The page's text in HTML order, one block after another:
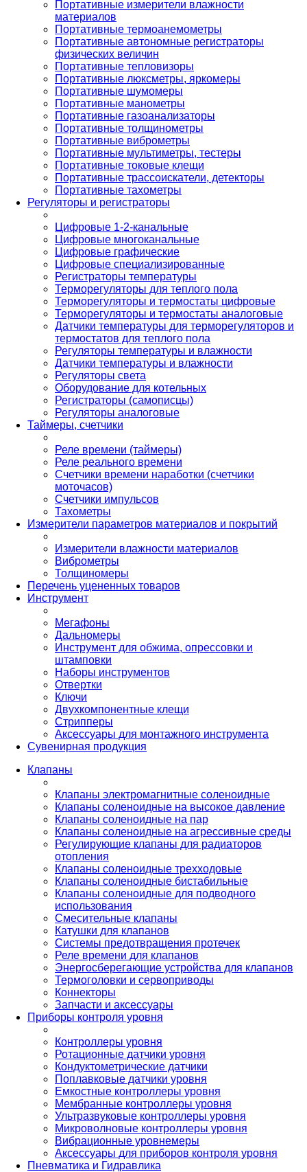
Портативные измерители влажности
материалов
Портативные термоанемометры
Портативные автономные регистраторы
физических величин
Портативные тепловизоры
Портативные люксметры, яркомеры
Портативные шумомеры
Портативные манометры
Портативные газоанализаторы
Портативные толщинометры
Портативные виброметры
Портативные мультиметры, тестеры
Портативные токовые клещи
Портативные трассоискатели, детекторы
Портативные тахометры
Регуляторы и регистраторы
Цифровые 1-2-канальные
Цифровые многоканальные
Цифровые графические
Цифровые специализированные
Регистраторы температуры
Терморегуляторы для теплого пола
Терморегуляторы и термостаты цифровые
Терморегуляторы и термостаты аналоговые
Датчики температуры для терморегуляторов и
термостатов для теплого пола
Регуляторы температуры и влажности
Датчики температуры и влажности
Регуляторы света
Оборудование для котельных
Регистраторы (самописцы)
Регуляторы аналоговые
Таймеры, счетчики
Реле времени (таймеры)
Реле реального времени
Счетчики времени наработки (счетчики
моточасов)
Счетчики импульсов
Тахометры
Измерители параметров материалов и покрытий
Измерители влажности материалов
Виброметры
Толщиномеры
Перечень уцененных товаров
Инструмент
Мегафоны
Дальномеры
Инструмент для обжима, опрессовки и
штамповки
Наборы инструментов
Отвертки
Ключи
Двухкомпонентные клещи
Стрипперы
Аксессуары для монтажного инструмента
Сувенирная продукция
Клапаны
Клапаны электромагнитные соленоидные
Клапаны соленоидные на высокое давление
Клапаны соленоидные на пар
Клапаны соленоидные на агрессивные среды
Регулирующие клапаны для радиаторов
отопления
Клапаны соленоидные трехходовые
Клапаны соленоидные бистабильные
Клапаны соленоидные для подводного
использования
Смесительные клапаны
Катушки для клапанов
Системы предотвращения протечек
Реле времени для клапанов
Энергосберегающие устройства для клапанов
Термоголовки и сервоприводы
Коннекторы
Запчасти и аксессуары
Приборы контроля уровня
Контроллеры уровня
Ротационные датчики уровня
Кондуктометрические датчики
Поплавковые датчики уровня
Емкостные контроллеры уровня
Мембранные контроллеры уровня
Ультразвуковые контроллеры уровня
Микроволновые контроллеры уровня
Вибрационные уровнемеры
Аксессуары для приборов контроля уровня
Пневматика и Гидравлика